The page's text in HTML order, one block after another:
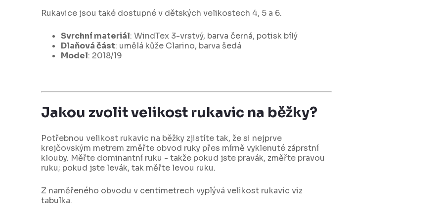
Rukavice jsou také dostupné v dětských velikostech 4, 5 a 6.
Svrchní materiál: WindTex 3-vrstvý, barva černá, potisk bílý
Dlaňová část: umělá kůže Clarino, barva šedá
Model: 2018/19
Jakou zvolit velikost rukavic na běžky?
Potřebnou velikost rukavic na běžky zjistíte tak, že si nejprve
krejčovským metrem změřte obvod ruky přes mírně vyklenuté záprstní
klouby. Měřte dominantní ruku - takže pokud jste pravák, změřte pravou
ruku; pokud jste levák, tak měřte levou ruku.
Z naměřeného obvodu v centimetrech vyplývá velikost rukavic viz
tabulka.